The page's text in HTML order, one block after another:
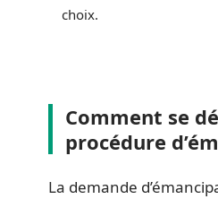
choix.
Comment se
procédure
La demande